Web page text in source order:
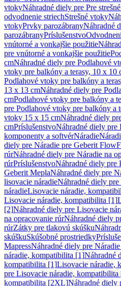
vtokyNáhradné diely pre Pre
odvodnenie striechStrešné vtoky
vtokyPrvky parozábranyNáhradné
parozábranyPríslušenstvo
vnútorné a vonkajšie použitie
pre vnútorné a vonkajšie použitie
cmNáhradné diely pre Podlahové
vtoky pre balkóny a terasy, 10 x 10
Podlahové vtoky pre balkóny a
13 x 13 cmNáhradné diely pre
cmPodlahové vtoky pre balkóny a
pre Podlahové vtoky pre balkóny a
vtoky 15 x 15 cmNáhradné diely
cmPríslušenstvoNáhradné diely pre
komponenty a softvérNáradie
diely pre Náradie pre Geberit
rúrNáhradné diely pre Náradie na
rúrPríslušenstvoNáhradné diely pre
Geberit MeplaNáhradné diely pre
lisovacie náradieNáhradné diely
náradieLisovacie náradie,
Lisovacie náradie, kompatibilita [1]
[2]Náhradné diely pre Lisovacie
na opracovanie rúrNáhradné diely
rúrZátky pre tlakovú skúšku
skúškuSkúšobné prostriedky
MapressNáhradné diely pre
náradie, kompatibilita [1]Náhradné
kompatibilita [1]Lisovacie náradie,
pre Lisovacie náradie, kompatibilita
kompatibilita [2XL]Náhradné diely